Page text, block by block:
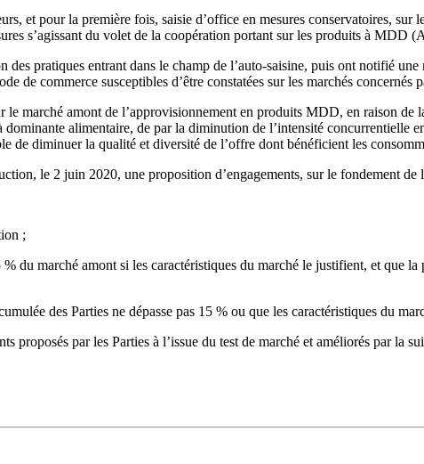
et pour la première fois, saisie d’office en mesures conservatoires, sur
s’agissant du volet de la coopération portant sur les produits à
des pratiques entrant dans le champ de l’auto-saisine, puis ont notifié
de commerce susceptibles d’être constatées sur les marchés concernés
marché amont de l’approvisionnement en produits MDD, en raison de
alimentaire, de par la diminution de l’intensité concurrentielle
de diminuer la qualité et diversité de l’offre dont bénéficient les
le 2 juin 2020, une proposition d’engagements, sur le fondement
;
du marché amont si les caractéristiques du marché le justifient, et que la
des Parties ne dépasse pas 15 % ou que les caractéristiques du
proposés par les Parties à l’issue du test de marché et améliorés par la